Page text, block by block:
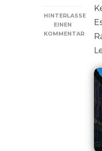
HINTERLASSE
EINEN
KOMMENTAR
WASSERBURG